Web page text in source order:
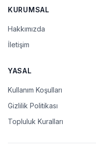
KURUMSAL
Hakkımızda
İletişim
YASAL
Kullanım Koşulları
Gizlilik Politikası
Topluluk Kuralları